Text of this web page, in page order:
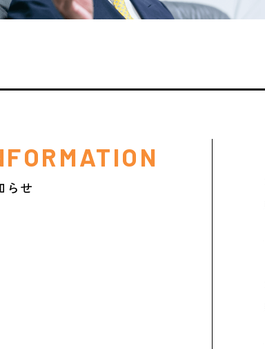
らせ